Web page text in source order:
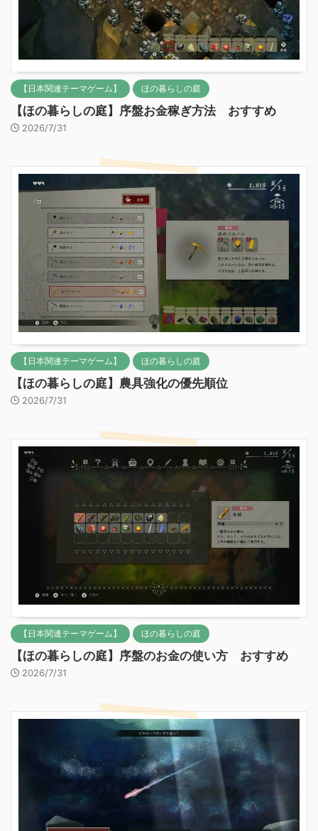
【日本関連テーマゲーム】 ほの暮らしの庭
【ほの暮らしの庭】序盤お金稼ぎ方法 おすすめ
2026/7/31
【日本関連テーマゲーム】 ほの暮らしの庭
【ほの暮らしの庭】農具強化の優先順位
2026/7/31
【日本関連テーマゲーム】 ほの暮らしの庭
【ほの暮らしの庭】序盤のお金の使い方 おすすめ
2026/7/31